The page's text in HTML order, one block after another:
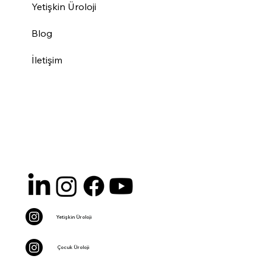
Yetişkin Üroloji
Çocuk Üroloji
Yetişkin Üroloji
Blog
İletişim